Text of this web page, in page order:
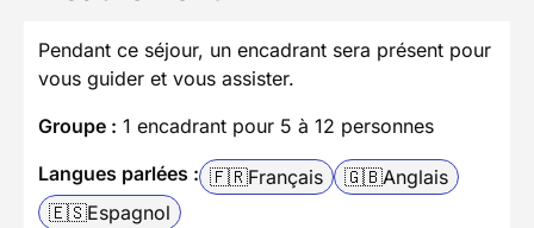
Pendant ce séjour, un encadrant sera présent pour
vous guider et vous assister.
Groupe : 1 encadrant pour 5 à 12 personnes
Langues parlées : 🇫🇷Français 🇬🇧Anglais
🇪🇸Espagnol